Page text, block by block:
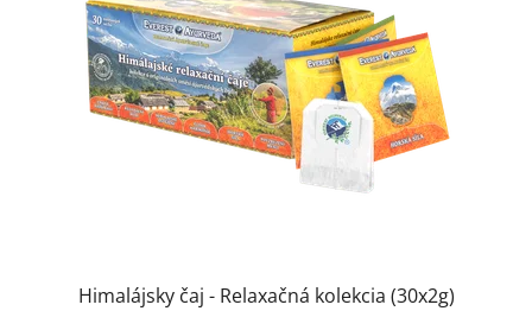
Himalájsky čaj - Relaxačná kolekcia (30x2g)